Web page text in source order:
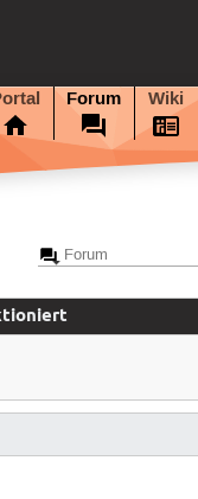
Forum Wiki